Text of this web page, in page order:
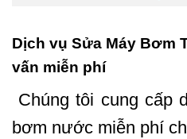
Dịch vụ Sửa Máy Bơm
vấn miễn phí
Chúng tôi cung cấp
bơm nước miễn phí